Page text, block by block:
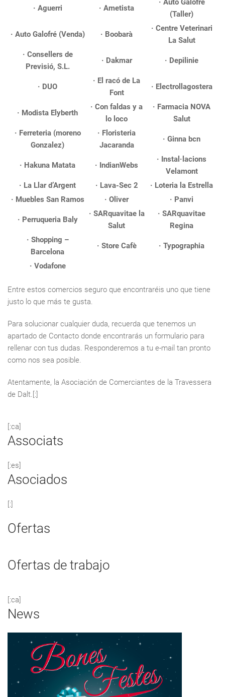
· Aguerri · Ametista
· Auto Galofré
(Taller)
· Auto Galofré (Venda) · Boobarà
· Centre Veterinari
La Salut
· Consellers de
Previsió, S.L.
· Dakmar · Depilinie
· DUO
· El racó de La
Font
· Electrollagostera
· Modista Elyberth
· Con faldas y a
lo loco
· Farmacia NOVA
Salut
· Ferreteria (moreno
Gonzalez)
· Floristeria
Jacaranda
· Ginna bcn
· Hakuna Matata · IndianWebs
· Instal·lacions
Velamont
· La Llar d’Argent
· Lava-Sec 2
· Loteria la Estrella
· Muebles San Ramos
· Oliver · Panvi
· Perruqueria Baly
· SARquavitae la
Salut
· SARquavitae
Regina
· Shopping –
Barcelona
· Store Cafè · Typographia
· Vodafone
Entre estos comercios seguro que encontraréis uno que tiene
justo lo que más te gusta.
Para solucionar cualquier duda, recuerda que tenemos un
apartado de Contacto donde encontrarás un formulario para
rellenar con tus dudas. Responderemos a tu e-mail tan pronto
como nos sea posible.
Atentamente, la Asociación de Comerciantes de la Travessera
de Dalt.[:]
[:ca]
Associats
[:es]
Asociados
[:]
Ofertas
Ofertas de trabajo
[:ca]
News